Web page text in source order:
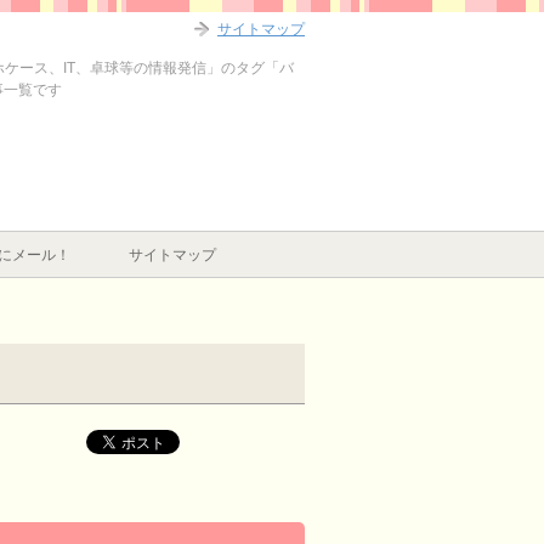
ース、IT、卓球等の情報発信」のタグ「バ
覧です
メール！ サイトマップ
サイトマップ